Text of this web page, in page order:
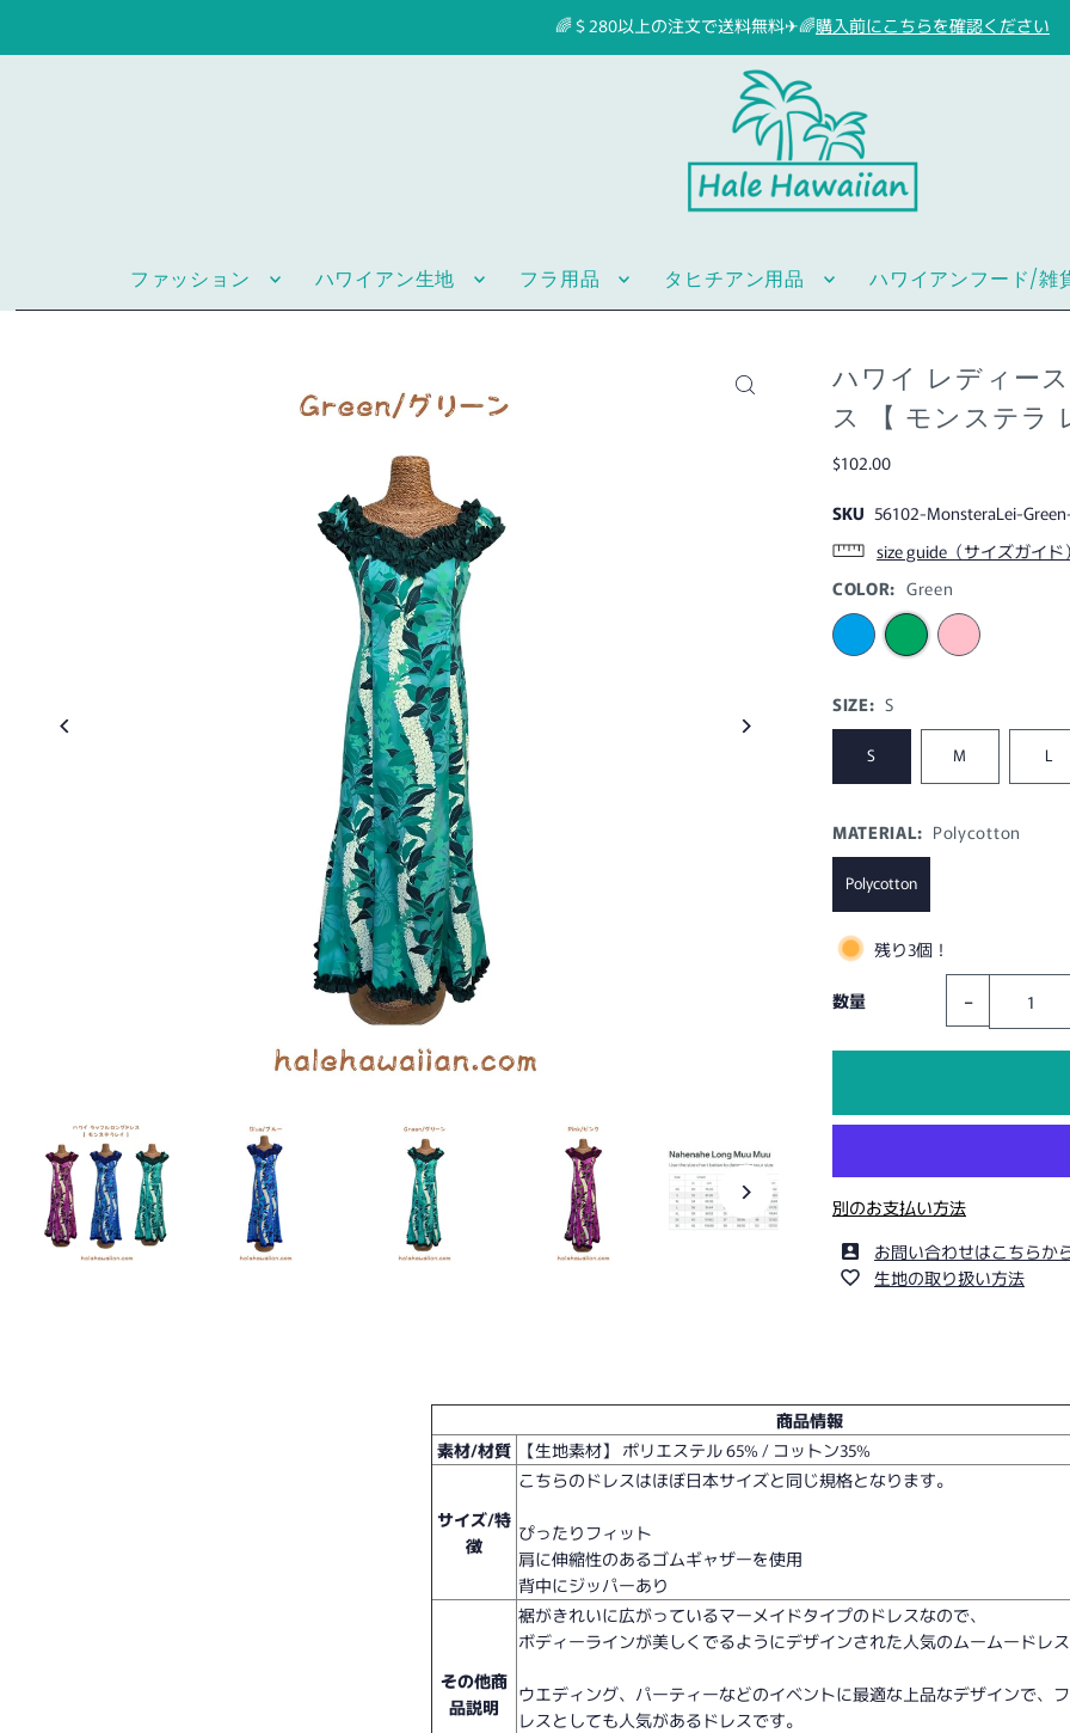
🌈＄280以上の注文で送料無料✈🌈購入前にこちらを確認ください
ファッション ハワイアン生地 フラ用品 タヒチアン用品 ハワイアンフード/雑
ハワイ レディー
ス 【 モンステラ
$102.00
SKU 56102-MonsteraLei-
size guide（サイズガイド
COLOR: Green
SIZE: S
S M L
MATERIAL: Polycotton
Polycotton
残り3個！
数量 -
別のお支払い方法
お問い合わせはこちらか
生地の取り扱い方法
商品情報
素材/材質
【生地素材】 ポリエステル 65% / コットン35%
サイズ/特
徴
こちらのドレスはほぼ日本サイズと同じ規格となります。
ぴったりフィット
肩に伸縮性のあるゴムギャザーを使用
背中にジッパーあり
その他商
品説明
裾がきれいに広がっているマーメイドタイプのドレスなので、
ボディーラインが美しくでるようにデザインされた人気のムームードレ
ウエディング、パーティーなどのイベントに最適な上品なデザインで、
レスとしても人気があるドレスです。